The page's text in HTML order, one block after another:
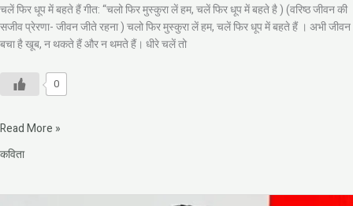
चलें फिर धूप में बहते हैं गीत: “चलो फिर मुस्कुरा लें हम, चलें फिर धूप में बहते है ) (वरिष्ठ जीवन की
सजीव प्रेरणा- जीवन जीते रहना ) चलो फिर मुस्कुरा लें हम, चलें फिर धूप में बहते हैं । अभी जीवन
बचा है खूब, न थकते हैं और न थमते हैं। धीरे चलें तो
0
Read More »
कविता